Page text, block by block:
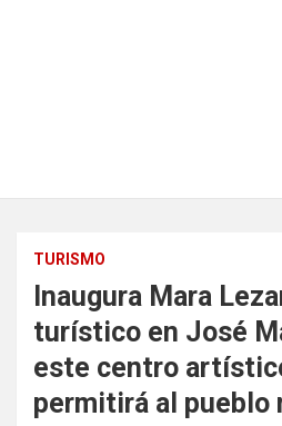
TURISMO
Inaugura Mara
turístico en José
este centro
permitirá al pueblo